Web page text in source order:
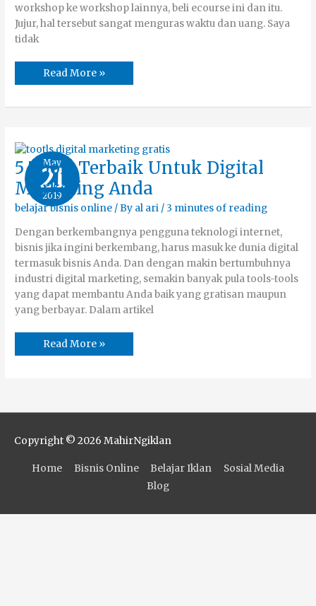
workshop ke workshop lainnya, beli ecourse ini dan itu.
Jujur, hal tersebut sangat menguras waktu dan uang. Saya
tidak
Read More »
May
21
2019
5 Tools Terbaik Untuk Digital
Marketing Anda
belajar bisnis online / By al ari /3 minutes of reading
Dengan berkembangnya pengguna teknologi internet,
bisnis jika ingini berkembang, harus masuk ke dunia digital
termasuk bisnis Anda. Dan dengan makin bertumbuhnya
industri digital marketing, semakin banyak pula tools-tools
yang dapat membantu Anda baik yang gratisan maupun
yang berbayar. Dalam artikel
5
Tools
Terbaik
Untuk
Digital
Marketing
Read More »
Copyright © 2026 MahirNgiklan
Home Bisnis Online Belajar Iklan
Sosial Media
Blog